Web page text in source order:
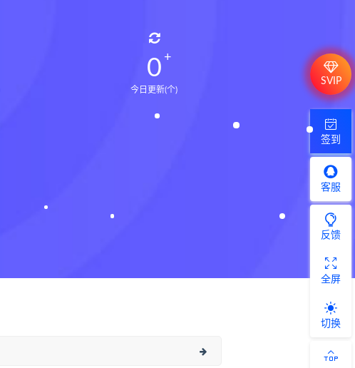
0
今日更新(个)
SVIP
签到
客服
反馈
全屏
切换